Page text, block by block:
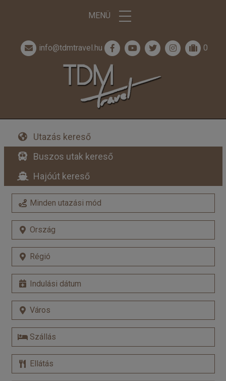
MENÜ
info@tdmtravel.hu 0
Utazás kereső
Buszos utak kereső
Hajóút kereső